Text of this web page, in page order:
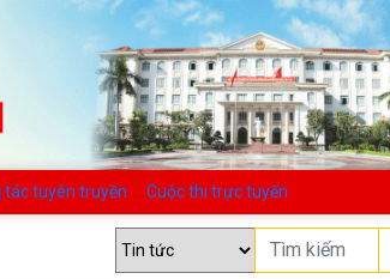
tác tuyên truyền Cuộc thi trực tuyến